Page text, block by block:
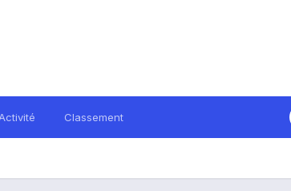
Activité Classement